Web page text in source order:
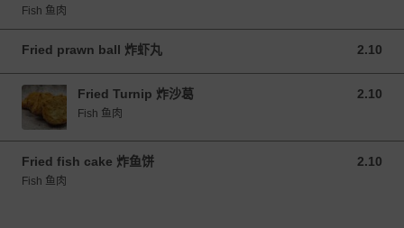
Fish 鱼肉
Fried prawn ball 炸虾丸 2.10
2.10 MYR
Fried Turnip 炸沙葛 2.10
2.10 MYR
Fish 鱼肉
Fried fish cake 炸鱼饼 2.10
2.10 MYR
Fish 鱼肉